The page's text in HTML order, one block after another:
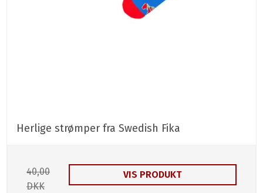
Herlige strømper fra Swedish Fika
40,00
DKK
VIS PRODUKT